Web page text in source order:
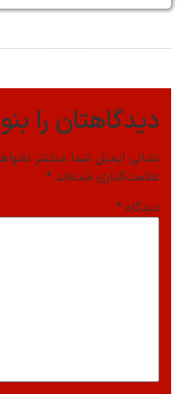
دیدگاهتان را
نشانی ایمیل شما منتشر
علامت‌گذاری شده‌اند *
دیدگاه *